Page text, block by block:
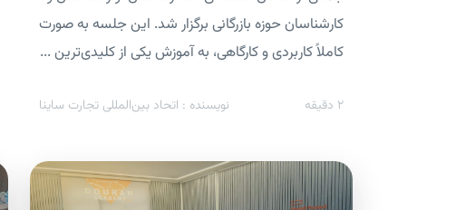
کارشناسان حوزه بازرگانی برگزار شد. این جلسه به صورت
کاملاً کاربردی و کارگاهی، به آموزش یکی از کلیدی‌ترین ...
2 دقیقه نویسنده : اتحاد بین‌المللی تجارت ساینا